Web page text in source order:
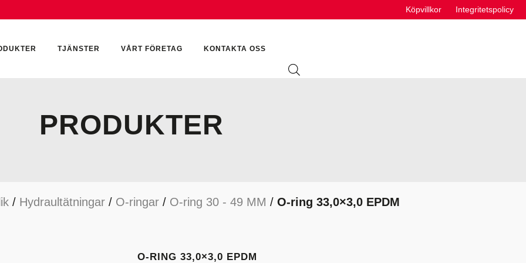
Köpvillkor Integritetspolicy
HYDRAULMOTORER VÄTSKOR
TJÄNSTER VÅRT FÖRETAG KONTAKTA OSS
PRODUKTER
/ Hydraultätningar/ O-ringar/ O-ring 30 - 49 MM / O-ring 33,0×3,0 EPDM
O-RING 33,0×3,0 EPDM